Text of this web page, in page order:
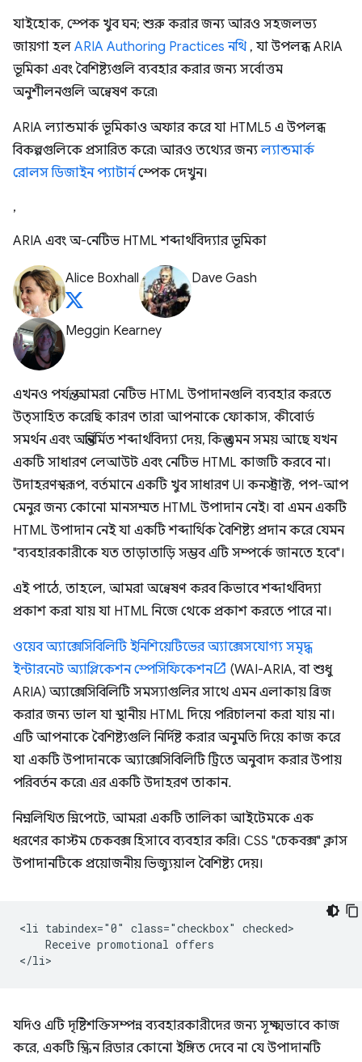
যাইহোক, স্পেক খুব ঘন; শুরু করার জন্য আরও সহজলভ্য
জায়গা হল ARIA Authoring Practices নথি , যা উপলব্ধ ARIA
ভূমিকা এবং বৈশিষ্ট্যগুলি ব্যবহার করার জন্য সর্বোত্তম
অনুশীলনগুলি অন্বেষণ করে৷
ARIA ল্যান্ডমার্ক ভূমিকাও অফার করে যা HTML5 এ উপলব্ধ
বিকল্পগুলিকে প্রসারিত করে৷ আরও তথ্যের জন্যল্যান্ডমার্ক
রোলস ডিজাইন প্যাটার্নস্পেক দেখুন।
,
ARIA এবং অ-নেটিভ HTML শব্দার্থবিদ্যার ভূমিকা
Alice Boxhall Dave Gash
Meggin Kearney
এখনও পর্যন্ত, আমরা নেটিভ HTML উপাদানগুলি ব্যবহার করতে
উত্সাহিত করেছি কারণ তারা আপনাকে ফোকাস, কীবোর্ড
সমর্থন এবং অন্তর্নির্মিত শব্দার্থবিদ্যা দেয়, কিন্তু এমন সময় আছে যখন
একটি সাধারণ লেআউট এবং নেটিভ HTML কাজটি করবে না।
উদাহরণস্বরূপ, বর্তমানে একটি খুব সাধারণ UI কনস্ট্রাক্ট, পপ-আপ
মেনুর জন্য কোনো মানসম্মত HTML উপাদান নেই। বা এমন একটি
HTML উপাদান নেই যা একটি শব্দার্থিক বৈশিষ্ট্য প্রদান করে যেমন
"ব্যবহারকারীকে যত তাড়াতাড়ি সম্ভব এটি সম্পর্কে জানতে হবে"।
এই পাঠে, তাহলে, আমরা অন্বেষণ করব কিভাবে শব্দার্থবিদ্যা
প্রকাশ করা যায় যা HTML নিজে থেকে প্রকাশ করতে পারে না।
ওয়েব অ্যাক্সেসিবিলিটি ইনিশিয়েটিভের অ্যাক্সেসযোগ্য সমৃদ্ধ
ইন্টারনেট অ্যাপ্লিকেশন স্পেসিফিকেশন
(WAI-ARIA, বা শুধু
ARIA) অ্যাক্সেসিবিলিটি সমস্যাগুলির সাথে এমন এলাকায় ব্রিজ
করার জন্য ভাল যা স্থানীয় HTML দিয়ে পরিচালনা করা যায় না।
এটি আপনাকে বৈশিষ্ট্যগুলি নির্দিষ্ট করার অনুমতি দিয়ে কাজ করে
যা একটি উপাদানকে অ্যাক্সেসিবিলিটি ট্রিতে অনুবাদ করার উপায়
পরিবর্তন করে৷ এর একটি উদাহরণ তাকান.
নিম্নলিখিত স্নিপেটে, আমরা একটি তালিকা আইটেমকে এক
ধরণের কাস্টম চেকবক্স হিসাবে ব্যবহার করি। CSS "চেকবক্স" ক্লাস
উপাদানটিকে প্রয়োজনীয় ভিজ্যুয়াল বৈশিষ্ট্য দেয়।
<li tabindex="0" class="checkbox" checked>
    Receive promotional offers
যদিও এটি দৃষ্টিশক্তিসম্পন্ন ব্যবহারকারীদের জন্য সূক্ষ্মভাবে কাজ
করে, একটি স্ক্রিন রিডার কোনো ইঙ্গিত দেবে না যে উপাদানটি